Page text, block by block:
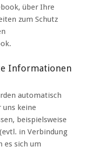
über Ihre
zum Schutz
Informationen
automatisch
keine
beispielsweise
in Verbindung
es sich um